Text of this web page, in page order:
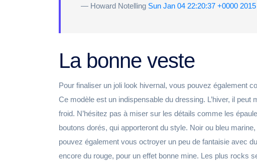
— Howard Notelling Sun Jan 04 22:20:37 +0000 2015
La bonne veste
Pour finaliser un joli look hivernal, vous pouvez également
Ce modèle est un indispensable du dressing. L’hiver, il
froid. N’hésitez pas à miser sur les détails comme les
boutons dorés, qui apporteront du style. Noir ou bleu
pouvez également vous octroyer un peu de fantaisie avec
encore du rouge, pour un effet bonne mine. Les plus rocks